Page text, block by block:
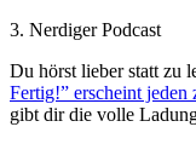
3. Nerdiger Podcast
Du hörst lieber statt zu
Fertig!” erscheint jeden
gibt dir die volle